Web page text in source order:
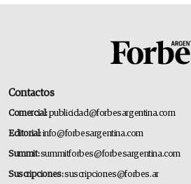
Contactos
Comercial:publicidad@forbesargentina.com
Editorial:info@forbesargentina.com
Summit:summitforbes@forbesargentina.com
Suscripciones:suscripciones@forbes.ar